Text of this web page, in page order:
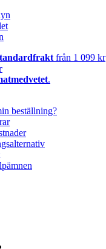
från 1 099 kr
.
beställning?